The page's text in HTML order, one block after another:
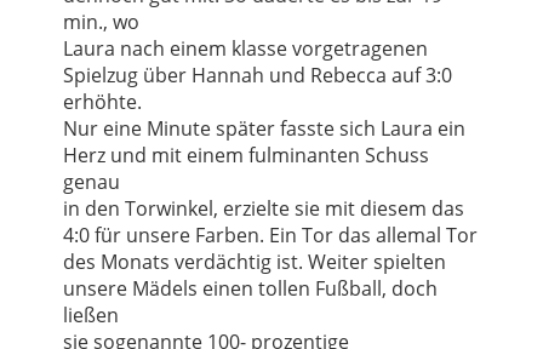
min., wo
Laura nach einem klasse vorgetragenen
Spielzug über Hannah und Rebecca auf 3:0
erhöhte.
Nur eine Minute später fasste sich Laura ein
Herz und mit einem fulminanten Schuss
genau
in den Torwinkel, erzielte sie mit diesem das
4:0 für unsere Farben. Ein Tor das allemal Tor
des Monats verdächtig ist. Weiter spielten
unsere Mädels einen tollen Fußball, doch
ließen
sie sogenannte 100- prozentige